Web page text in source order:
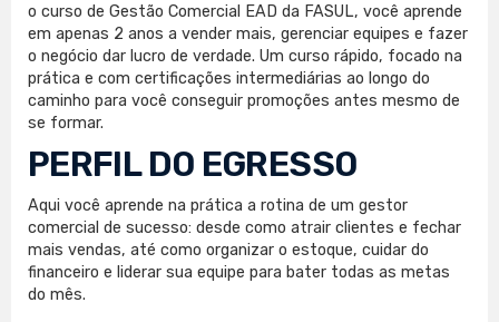
o curso de Gestão Comercial EAD da FASUL, você aprende
em apenas 2 anos a vender mais, gerenciar equipes e fazer
o negócio dar lucro de verdade. Um curso rápido, focado na
prática e com certificações intermediárias ao longo do
caminho para você conseguir promoções antes mesmo de
se formar.
PERFIL DO EGRESSO
Aqui você aprende na prática a rotina de um gestor
comercial de sucesso: desde como atrair clientes e fechar
mais vendas, até como organizar o estoque, cuidar do
financeiro e liderar sua equipe para bater todas as metas
do mês.